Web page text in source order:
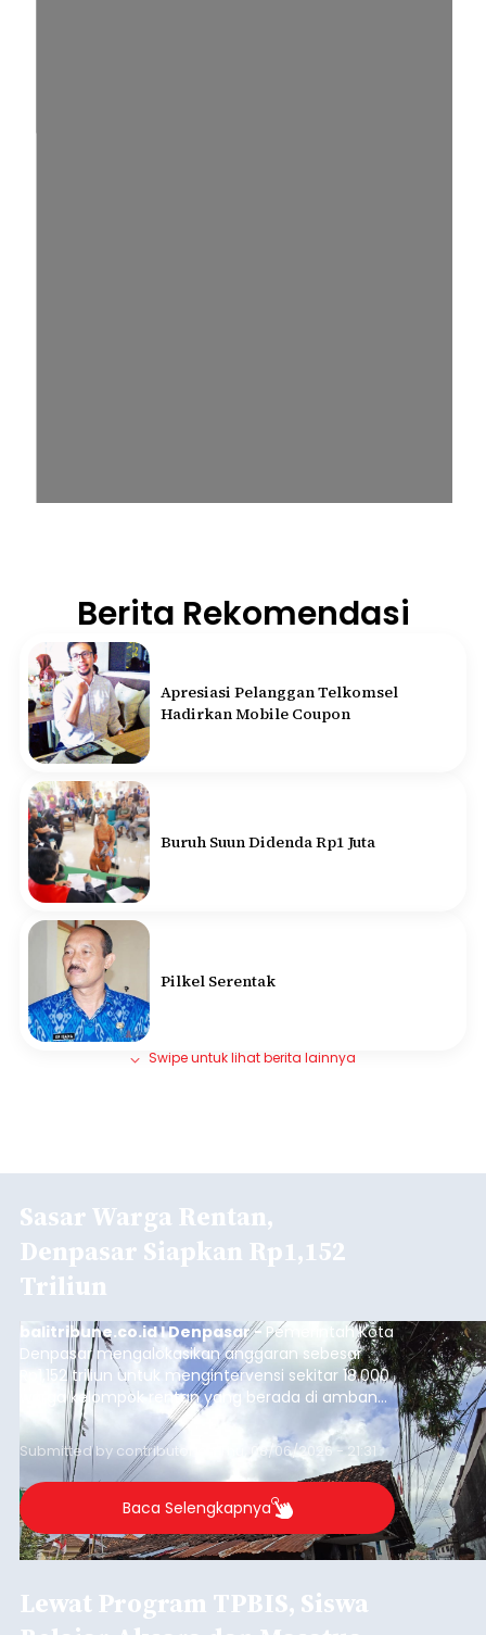
Berita Rekomendasi
Apresiasi Pelanggan Telkomsel
Hadirkan Mobile Coupon
Buruh Suun Didenda Rp1 Juta
Pilkel Serentak
Swipe untuk lihat berita lainnya
Sasar Warga Rentan,
Denpasar Siapkan Rp1,152
Triliun
balitribune.co.id I Denpasar - Pemerintah Kota
Denpasar mengalokasikan anggaran sebesar
Rp1,152 triliun untuk mengintervensi sekitar 18.000
warga kelompok rentan yang berada di ambang
garis kemiskinan. Langkah strategis ini diambil
guna menjaga masyarakat yang berada pada
kelompok desil 5 dan 6 tersebut agar tidak
merosot ke kategori miskin.
Submitted by contributor Thu, 08/06/2026 - 21:31
Baca Selengkapnya
Lewat Program TPBIS, Siswa